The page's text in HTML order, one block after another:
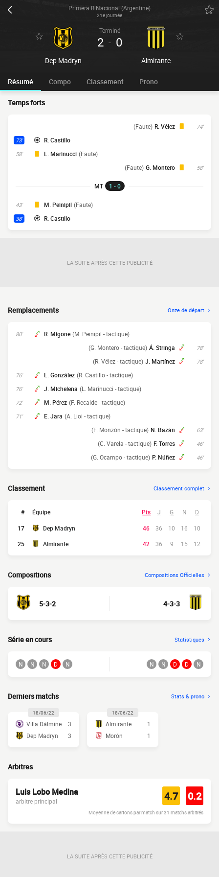
Primera B Nacional (Argentine)
21e journée
Dep Madryn
Terminé
2 - 0
Almirante
Résumé Compo Classement Prono
Temps forts
74'
R. Vélez
(Faute)
73' R. Castillo
58' L. Marinucci (Faute)
58'
G. Montero
(Faute)
MT 1 - 0
43' M. Peinipil (Faute)
38' R. Castillo
LA SUITE APRÈS CETTE PUBLICITÉ
Remplacements Onze de départ
80' R. Migone (M. Peinipil - tactique)
78'
Á. Stringa
(G. Montero - tactique)
78'
J. Martínez
(R. Vélez - tactique)
76' L. González (R. Castillo - tactique)
76' J. Michelena (L. Marinucci - tactique)
72' M. Pérez (F. Recalde - tactique)
71' E. Jara (A. Lioi - tactique)
63'
N. Bazán
(F. Monzón - tactique)
46'
F. Torres
(C. Varela - tactique)
46'
P. Núñez
(G. Ocampo - tactique)
Classement Classement complet
# Équipe Pts J G N D
17 Dep Madryn 46 36 10 16
10
25
Almirante 42 36 9 15 12
Compositions Compositions Officielles
5-3-2 4-3-3
Série en cours Statistiques
N N N D N N N D D N
Derniers matchs Stats & prono
18/06/22
Villa Dálmine
3
Dep Madryn
3
18/06/22
Almirante
1
Morón
1
Arbitres
Luis Lobo Medina
arbitre principal 4.7 0.2
Moyenne de cartons par match sur 31 matchs arbitrés
LA SUITE APRÈS CETTE PUBLICITÉ